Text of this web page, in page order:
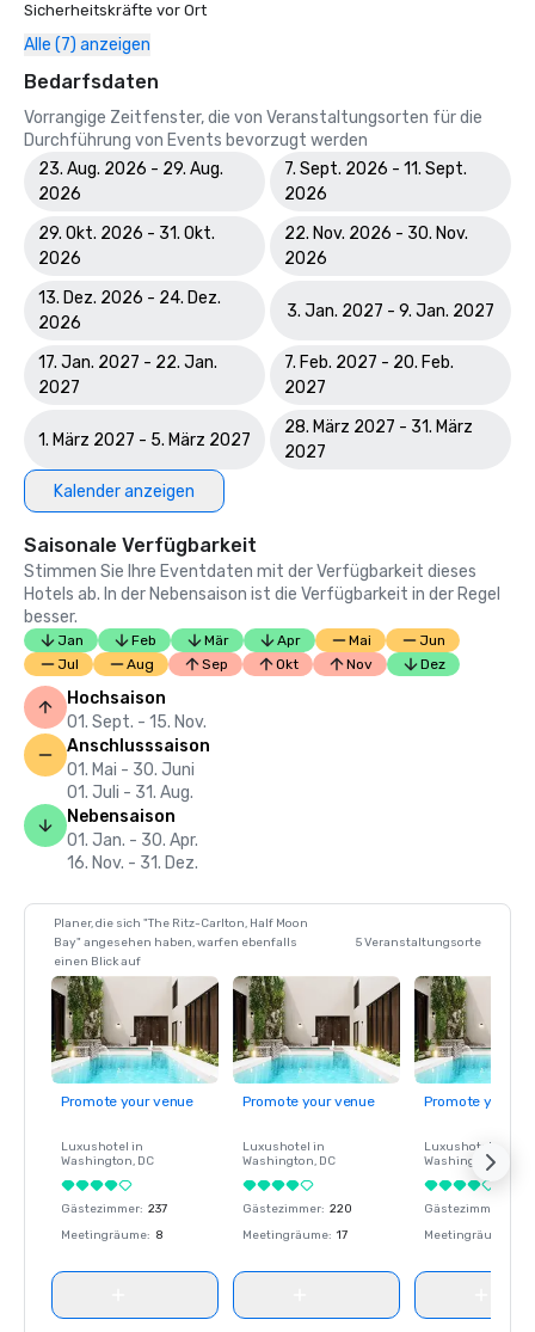
Sicherheitskräfte vor Ort
Alle (7) anzeigen
Bedarfsdaten
Vorrangige Zeitfenster, die von Veranstaltungsorten für die
Durchführung von Events bevorzugt werden
23. Aug. 2026 - 29. Aug.
2026
7. Sept. 2026 - 11. Sept.
2026
29. Okt. 2026 - 31. Okt.
2026
22. Nov. 2026 - 30. Nov.
2026
13. Dez. 2026 - 24. Dez.
2026
3. Jan. 2027 - 9. Jan. 2027
17. Jan. 2027 - 22. Jan.
2027
7. Feb. 2027 - 20. Feb.
2027
1. März 2027 - 5. März 2027
28. März 2027 - 31. März
2027
Kalender anzeigen
Saisonale Verfügbarkeit
Stimmen Sie Ihre Eventdaten mit der Verfügbarkeit dieses
Hotels ab. In der Nebensaison ist die Verfügbarkeit in der Regel
besser.
Jan Feb Mär Apr Mai
Jun
Jul
Aug Sep Okt Nov Dez
Hochsaison
01. Sept. - 15. Nov.
Anschlusssaison
01. Mai - 30. Juni
01. Juli - 31. Aug.
Nebensaison
01. Jan. - 30. Apr.
16. Nov. - 31. Dez.
Planer, die sich "The Ritz-Carlton, Half Moon
Bay" angesehen haben, warfen ebenfalls
einen Blick auf
5 Veranstaltungsorte
Promote your venue
Luxushotel in
Washington, DC
Gästezimmer: 237
Meetingräume: 8
Promote your venue
Luxushotel in
Washington, DC
Gästezimmer: 220
Meetingräume: 17
Promote your
Luxushotel in
Washington
Gästezimmer
Meetingräume